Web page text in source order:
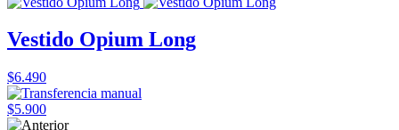
Vestido Opium Long
$6.490
$5.900